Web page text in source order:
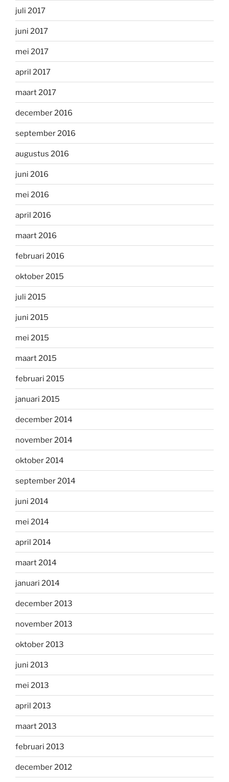
juli 2017
juni 2017
mei 2017
april 2017
maart 2017
december 2016
september 2016
augustus 2016
juni 2016
mei 2016
april 2016
maart 2016
februari 2016
oktober 2015
juli 2015
juni 2015
mei 2015
maart 2015
februari 2015
januari 2015
december 2014
november 2014
oktober 2014
september 2014
juni 2014
mei 2014
april 2014
maart 2014
januari 2014
december 2013
november 2013
oktober 2013
juni 2013
mei 2013
april 2013
maart 2013
februari 2013
december 2012